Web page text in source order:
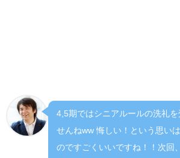
4,5期ではシニアルールの洗礼
せんねww 悔しい！という思い
のですごくいいですね！！次回